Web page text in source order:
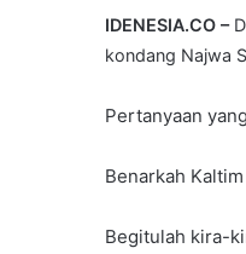
IDENESIA.CO –
kondang Najwa
Pertanyaan
Benarkah
Begitulah kira-